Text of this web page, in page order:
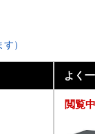
）
よく
閲覧